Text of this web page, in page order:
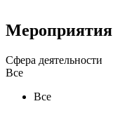
Мероприятия
Сфера деятельности
Все
Все